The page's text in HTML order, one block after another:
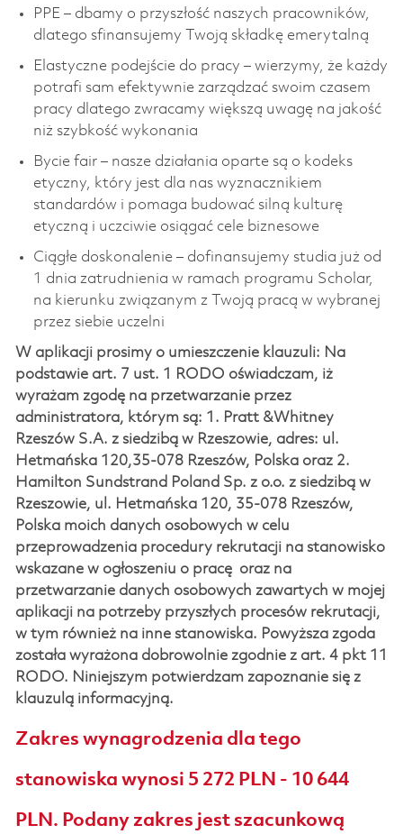
PPE – dbamy o przyszłość naszych pracowników,
dlatego sfinansujemy Twoją składkę emerytalną
Elastyczne podejście do pracy – wierzymy, że każdy
potrafi sam efektywnie zarządzać swoim czasem
pracy dlatego zwracamy większą uwagę na jakość
niż szybkość wykonania
Bycie fair – nasze działania oparte są o kodeks
etyczny, który jest dla nas wyznacznikiem
standardów i pomaga budować silną kulturę
etyczną i uczciwie osiągać cele biznesowe
Ciągłe doskonalenie – dofinansujemy studia już od
1 dnia zatrudnienia w ramach programu Scholar,
na kierunku związanym z Twoją pracą w wybranej
przez siebie uczelni
W aplikacji prosimy o umieszczenie klauzuli: Na
podstawie art. 7 ust. 1 RODO oświadczam, iż
wyrażam zgodę na przetwarzanie przez
administratora, którym są: 1. Pratt &Whitney
Rzeszów S.A. z siedzibą w Rzeszowie, adres: ul.
Hetmańska 120,35-078 Rzeszów, Polska oraz 2.
Hamilton Sundstrand Poland Sp. z o.o. z siedzibą w
Rzeszowie, ul. Hetmańska 120, 35-078 Rzeszów,
Polska moich danych osobowych w celu
przeprowadzenia procedury rekrutacji na stanowisko
wskazane w ogłoszeniu o pracę oraz na
przetwarzanie danych osobowych zawartych w mojej
aplikacji na potrzeby przyszłych procesów rekrutacji,
w tym również na inne stanowiska. Powyższa zgoda
została wyrażona dobrowolnie zgodnie z art. 4 pkt 11
RODO. Niniejszym potwierdzam zapoznanie się z
klauzulą informacyjną.
Zakres wynagrodzenia dla tego
stanowiska wynosi 5 272 PLN - 10 644
PLN. Podany zakres jest szacunkową